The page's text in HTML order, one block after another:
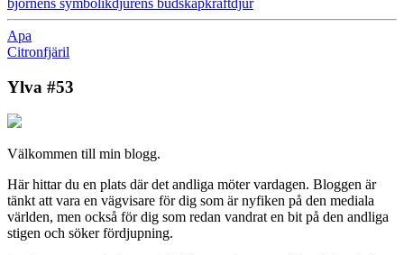
Apa
Citronfjäril
Ylva #53
Välkommen till min blogg.
Här hittar du en plats där det andliga möter vardagen. Bloggen är
tänkt att vara en vägvisare för dig som är nyfiken på den mediala
världen, men också för dig som redan vandrat en bit på den andliga
stigen och söker fördjupning.